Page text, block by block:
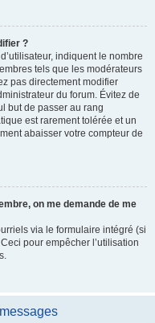
?
indiquent le nombre
tels que les modérateurs
pas directement modifier
du forum. Évitez de
but de passer au rang
est rarement tolérée et un
abaisser votre compteur de
on me demande de me
via le formulaire intégré (si
pour empêcher l’utilisation